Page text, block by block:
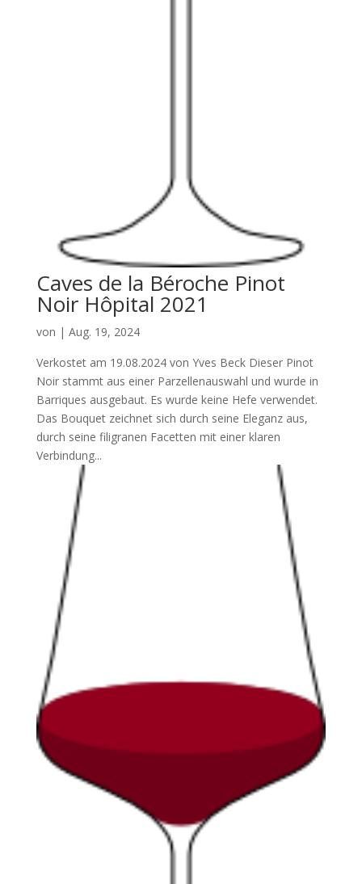
Caves de la Béroche Pinot
Noir Hôpital 2021
von | Aug. 19, 2024
Verkostet am 19.08.2024 von Yves Beck Dieser Pinot
Noir stammt aus einer Parzellenauswahl und wurde in
Barriques ausgebaut. Es wurde keine Hefe verwendet.
Das Bouquet zeichnet sich durch seine Eleganz aus,
durch seine filigranen Facetten mit einer klaren
Verbindung...